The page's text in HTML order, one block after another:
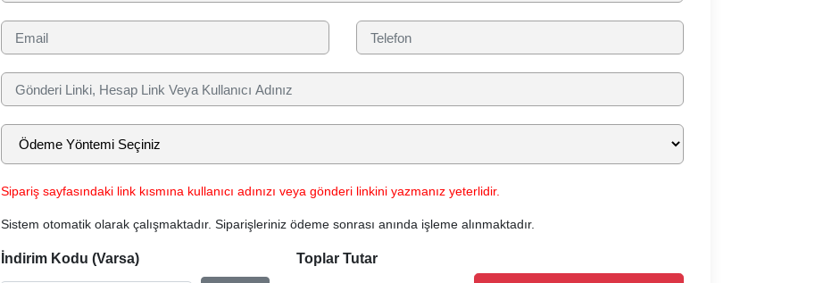
Sipariş sayfasındaki link kısmına kullanıcı adınızı veya gönderi linkini yazmanız yeterlidir.
Sistem otomatik olarak çalışmaktadır. Siparişleriniz ödeme sonrası anında işleme alınmaktadır.
İndirim Kodu (Varsa) Toplar Tutar